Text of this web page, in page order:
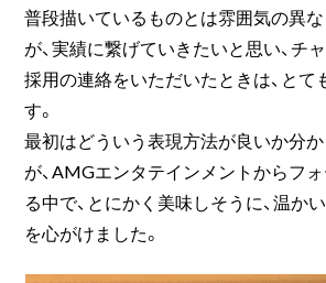
普段描いているものとは雰囲気の異
が、実績に繋げていきたいと思い、チ
採用の連絡をいただいたときは、とて
す。
最初はどういう表現方法が良いか分
が、AMGエンタテインメントからフ
る中で、とにかく美味しそうに、温か
を心がけました。